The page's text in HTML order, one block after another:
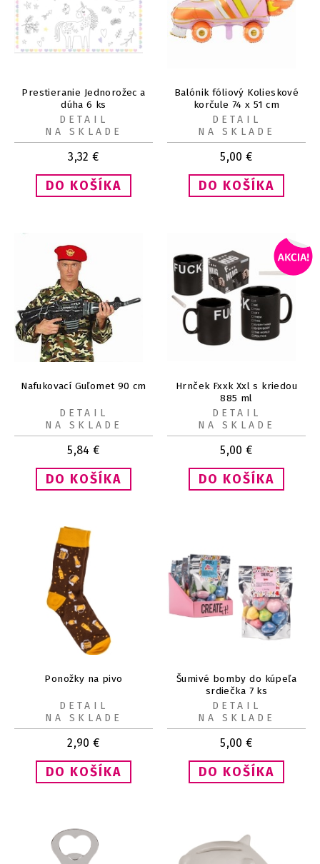
Prestieranie Jednorožec a
dúha 6 ks
3,32 €
DETAIL
NA SKLADE
Balónik fóliový Kolieskové
korčule 74 x 51 cm
5,00 €
DETAIL
NA SKLADE
Nafukovací Guľomet 90 cm
5,84 €
DETAIL
NA SKLADE
Hrnček Fxxk Xxl s kriedou
885 ml
5,00 €
DETAIL
NA SKLADE
Ponožky na pivo
2,90 €
DETAIL
NA SKLADE
Šumivé bomby do kúpeľa
srdiečka 7 ks
5,00 €
DETAIL
NA SKLADE